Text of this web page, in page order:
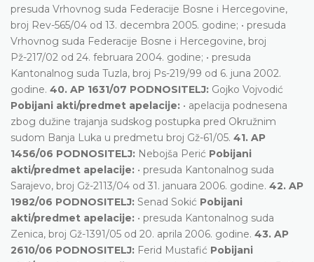
presuda Vrhovnog suda Federacije Bosne i Hercegovine,
broj Rev-565/04 od 13. decembra 2005. godine; • presuda
Vrhovnog suda Federacije Bosne i Hercegovine, broj
Pž-217/02 od 24. februara 2004. godine; • presuda
Kantonalnog suda Tuzla, broj Ps-219/99 od 6. juna 2002.
godine. 40. AP 1631/07 PODNOSITELJ: Gojko Vojvodić
Pobijani akti/predmet apelacije: • apelacija podnesena
zbog dužine trajanja sudskog postupka pred Okružnim
sudom Banja Luka u predmetu broj Gž-61/05. 41. AP
1456/06 PODNOSITELJ: Nebojša Perić Pobijani
akti/predmet apelacije: • presuda Kantonalnog suda
Sarajevo, broj Gž-2113/04 od 31. januara 2006. godine. 42. AP
1982/06 PODNOSITELJ: Senad Sokić Pobijani
akti/predmet apelacije: • presuda Kantonalnog suda
Zenica, broj Gž-1391/05 od 20. aprila 2006. godine. 43. AP
2610/06 PODNOSITELJ: Ferid Mustafić Pobijani